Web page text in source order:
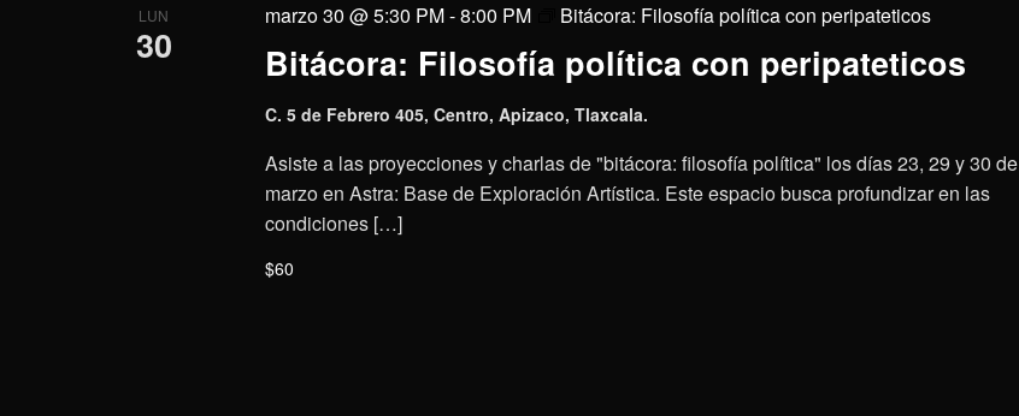
LUN
30 Bitácora: Filosofía política con peripateticos
marzo 30 @ 5:30 PM-8:00 PM Bitácora: Filosofía política con peripateticos
C. 5 de Febrero 405, Centro, Apizaco, Tlaxcala.
Asiste a las proyecciones y charlas de "bitácora: filosofía política" los días 23, 29 y 30 de
marzo en Astra: Base de Exploración Artística. Este espacio busca profundizar en las
condiciones […]
$60